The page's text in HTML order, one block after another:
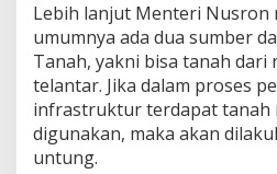
r
o
n
:
S
a
Lebih lanjut Menteri Nusron
umumnya ada dua sumber
Tanah, yakni bisa tanah dari
telantar. Jika dalam proses
infrastruktur terdapat tanah
digunakan, maka akan
untung.